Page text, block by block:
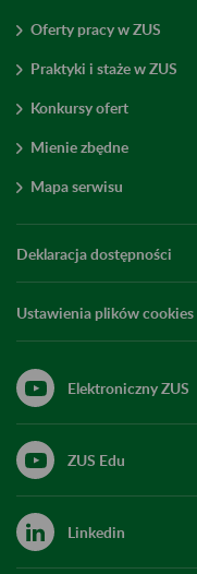
Oferty pracy w ZUS
Praktyki i staże w ZUS
Konkursy ofert
Mienie zbędne
Mapa serwisu
Deklaracja dostępności
Ustawienia plików cookies
Elektroniczny ZUS
ZUS Edu
Linkedin